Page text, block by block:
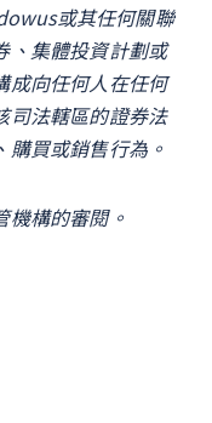
或其任何關聯
、集體投資計劃或
成向任何人在任何
司法轄區的證券法
買或銷售行為。
機構的審閱。